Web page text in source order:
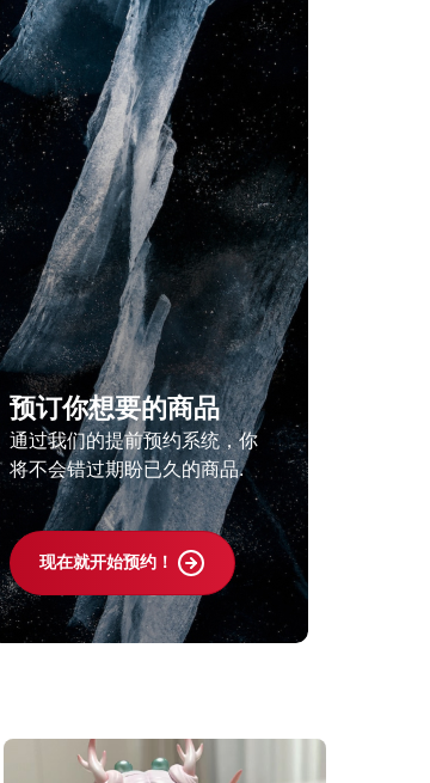
预订你想要的商品
通过我们的提前预约系统，你
将不会错过期盼已久的商品.
现在就开始预约！